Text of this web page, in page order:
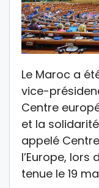
Le Maroc a
vice-
Centre
et la
appelé
l’Europe,
tenue le 19